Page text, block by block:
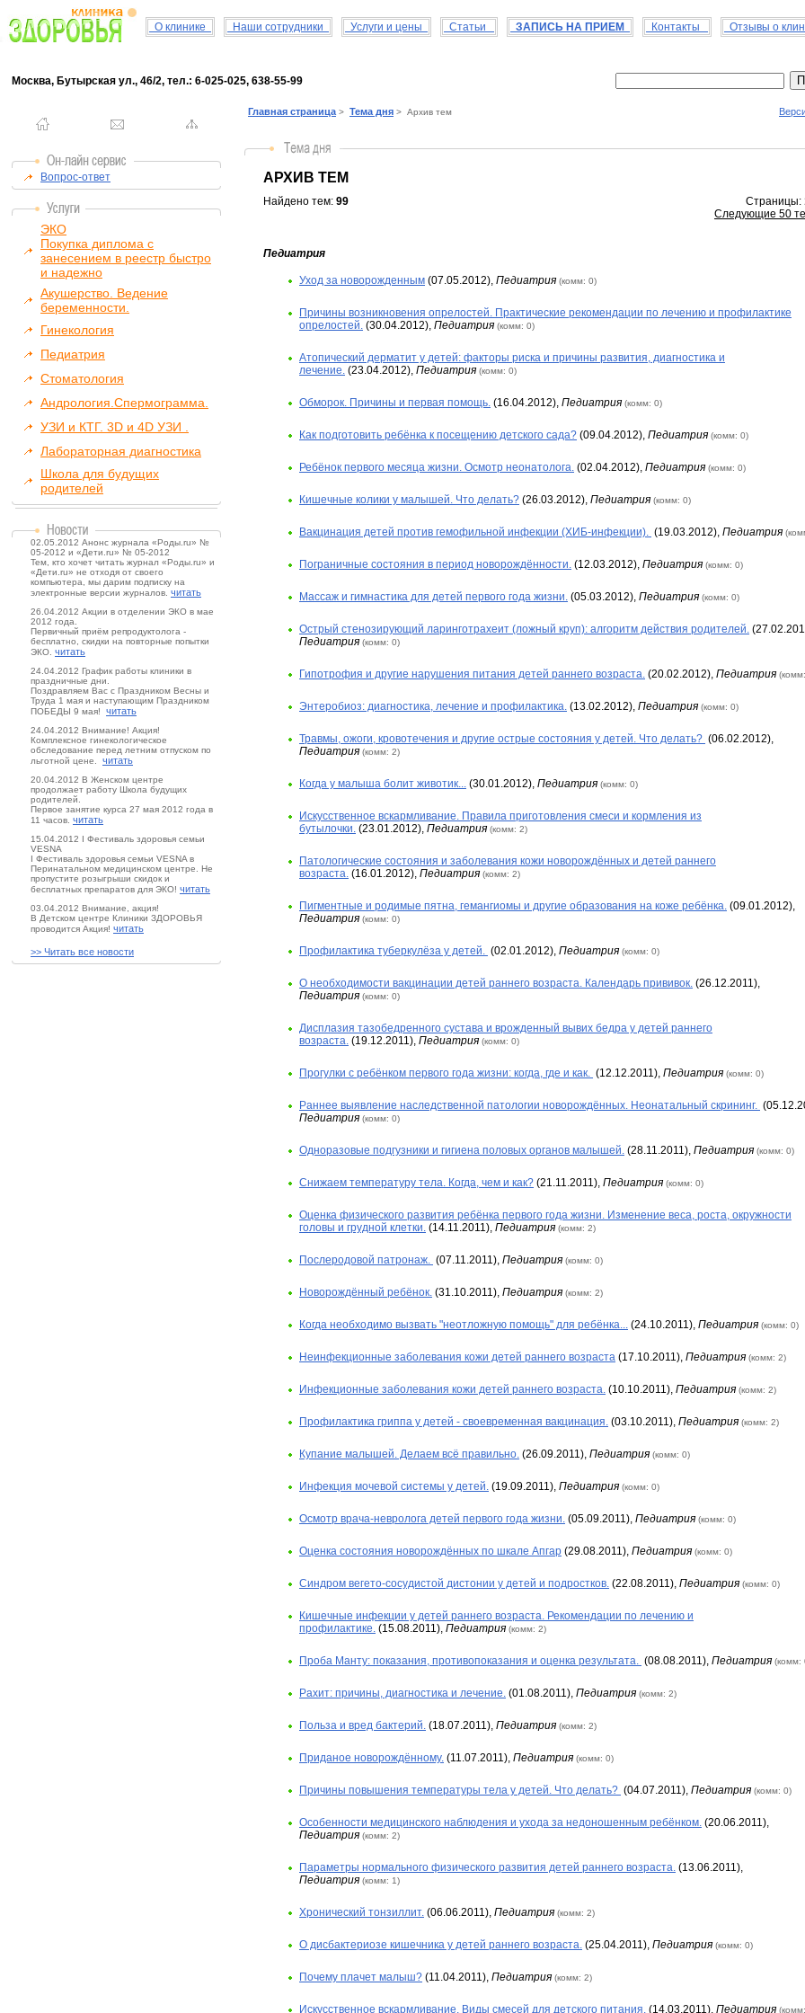
О клинике Наши сотрудники Услуги и цены Статьи ЗАПИСЬ НА ПРИЕМ Контакты Отзывы о
Москва, Бутырская ул., 46/2, тел.: 6-025-025, 638-55-99
Вопрос-ответ
ЭКО
Покупка диплома с
занесением в реестр быстро
и надежно
Акушерство. Ведение
беременности.
Гинекология
Педиатрия
Стоматология
Андрология.Спермограмма.
УЗИ и КТГ. 3D и 4D УЗИ .
Лабораторная диагностика
Школа для будущих
родителей
02.05.2012 Анонс журнала «Роды.ru» №
05-2012 и «Дети.ru» № 05-2012
Тем, кто хочет читать журнал «Роды.ru» и
«Дети.ru» не отходя от своего
компьютера, мы дарим подписку на
электронные версии журналов. читать
26.04.2012 Акции в отделении ЭКО в мае
2012 года.
Первичный приём репродуктолога -
бесплатно, скидки на повторные попытки
ЭКО. читать
24.04.2012 График работы клиники в
праздничные дни.
Поздравляем Вас с Праздником Весны и
Труда 1 мая и наступающим Праздником
ПОБЕДЫ 9 мая! читать
24.04.2012 Внимание! Акция!
Комплексное гинекологическое
обследование перед летним отпуском по
льготной цене. читать
20.04.2012 В Женском центре
продолжает работу Школа будущих
родителей.
Первое занятие курса 27 мая 2012 года в
11 часов. читать
15.04.2012 I Фестиваль здоровья семьи
VESNA
I Фестиваль здоровья семьи VESNA в
Перинатальном медицинском центре. Не
пропустите розыгрыши скидок и
бесплатных препаратов для ЭКО! читать
03.04.2012 Внимание, акция!
В Детском центре Клиники ЗДОРОВЬЯ
проводится Акция! читать
>> Читать все новости
Главная страница > Тема дня > Архив тем
АРХИВ ТЕМ
Найдено тем: 99 Страницы:
Следующие 50
Педиатрия
Уход за новорожденным (07.05.2012), Педиатрия (комм: 0)
Причины возникновения опрелостей. Практические рекомендации по лечению и профилактике
опрелостей. (30.04.2012), Педиатрия (комм: 0)
Атопический дерматит у детей: факторы риска и причины развития, диагностика и
лечение. (23.04.2012), Педиатрия (комм: 0)
Обморок. Причины и первая помощь. (16.04.2012), Педиатрия (комм: 0)
Как подготовить ребёнка к посещению детского сада? (09.04.2012), Педиатрия (комм: 0)
Ребёнок первого месяца жизни. Осмотр неонатолога. (02.04.2012), Педиатрия (комм: 0)
Кишечные колики у малышей. Что делать? (26.03.2012), Педиатрия (комм: 0)
Вакцинация детей против гемофильной инфекции (ХИБ-инфекции). (19.03.2012), Педиатрия
Пограничные состояния в период новорождённости. (12.03.2012), Педиатрия (комм: 0)
Массаж и гимнастика для детей первого года жизни. (05.03.2012), Педиатрия (комм: 0)
Острый стенозирующий ларинготрахеит (ложный круп): алгоритм действия родителей.
Педиатрия (комм: 0)
Гипотрофия и другие нарушения питания детей раннего возраста. (20.02.2012), Педиатрия
Энтеробиоз: диагностика, лечение и профилактика. (13.02.2012), Педиатрия (комм: 0)
Травмы, ожоги, кровотечения и другие острые состояния у детей. Что делать? (06.02.2012),
Педиатрия (комм: 2)
Когда у малыша болит животик... (30.01.2012), Педиатрия (комм: 0)
Искусственное вскармливание. Правила приготовления смеси и кормления из
бутылочки. (23.01.2012), Педиатрия (комм: 2)
Патологические состояния и заболевания кожи новорождённых и детей раннего
возраста. (16.01.2012), Педиатрия (комм: 2)
Пигментные и родимые пятна, гемангиомы и другие образования на коже ребёнка. (09.01.2012),
Педиатрия (комм: 0)
Профилактика туберкулёза у детей. (02.01.2012), Педиатрия (комм: 0)
О необходимости вакцинации детей раннего возраста. Календарь прививок. (26.12.2011),
Педиатрия (комм: 0)
Дисплазия тазобедренного сустава и врожденный вывих бедра у детей раннего
возраста. (19.12.2011), Педиатрия (комм: 0)
Прогулки с ребёнком первого года жизни: когда, где и как. (12.12.2011), Педиатрия (комм: 0)
Раннее выявление наследственной патологии новорождённых. Неонатальный скрининг.
Педиатрия (комм: 0)
Одноразовые подгузники и гигиена половых органов малышей. (28.11.2011), Педиатрия (комм: 0)
Снижаем температуру тела. Когда, чем и как? (21.11.2011), Педиатрия (комм: 0)
Оценка физического развития ребёнка первого года жизни. Изменение веса, роста, окружности
головы и грудной клетки. (14.11.2011), Педиатрия (комм: 2)
Послеродовой патронаж. (07.11.2011), Педиатрия (комм: 0)
Новорождённый ребёнок. (31.10.2011), Педиатрия (комм: 2)
Когда необходимо вызвать "неотложную помощь" для ребёнка... (24.10.2011), Педиатрия (комм: 0)
Неинфекционные заболевания кожи детей раннего возраста (17.10.2011), Педиатрия (комм: 2)
Инфекционные заболевания кожи детей раннего возраста. (10.10.2011), Педиатрия (комм: 2)
Профилактика гриппа у детей - своевременная вакцинация. (03.10.2011), Педиатрия (комм: 2)
Купание малышей. Делаем всё правильно. (26.09.2011), Педиатрия (комм: 0)
Инфекция мочевой системы у детей. (19.09.2011), Педиатрия (комм: 0)
Осмотр врача-невролога детей первого года жизни. (05.09.2011), Педиатрия (комм: 0)
Оценка состояния новорождённых по шкале Апгар (29.08.2011), Педиатрия (комм: 0)
Синдром вегето-сосудистой дистонии у детей и подростков. (22.08.2011), Педиатрия (комм: 0)
Кишечные инфекции у детей раннего возраста. Рекомендации по лечению и
профилактике. (15.08.2011), Педиатрия (комм: 2)
Проба Манту: показания, противопоказания и оценка результата. (08.08.2011), Педиатрия (комм:
Рахит: причины, диагностика и лечение. (01.08.2011), Педиатрия (комм: 2)
Польза и вред бактерий. (18.07.2011), Педиатрия (комм: 2)
Приданое новорождённому. (11.07.2011), Педиатрия (комм: 0)
Причины повышения температуры тела у детей. Что делать? (04.07.2011), Педиатрия (комм: 0)
Особенности медицинского наблюдения и ухода за недоношенным ребёнком. (20.06.2011),
Педиатрия (комм: 2)
Параметры нормального физического развития детей раннего возраста. (13.06.2011),
Педиатрия (комм: 1)
Хронический тонзиллит. (06.06.2011), Педиатрия (комм: 2)
О дисбактериозе кишечника у детей раннего возраста. (25.04.2011), Педиатрия (комм: 0)
Почему плачет малыш? (11.04.2011), Педиатрия (комм: 2)
Искусственное вскармливание. Виды смесей для детского питания. (14.03.2011), Педиатрия